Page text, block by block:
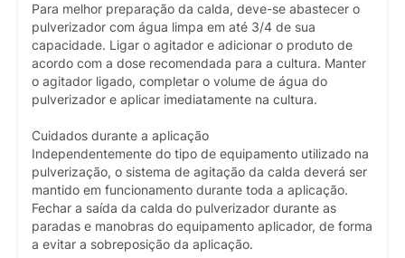
Para melhor preparação da calda, deve-se abastecer o
pulverizador com água limpa em até 3/4 de sua
capacidade. Ligar o agitador e adicionar o produto de
acordo com a dose recomendada para a cultura. Manter
o agitador ligado, completar o volume de água do
pulverizador e aplicar imediatamente na cultura.
Cuidados durante a aplicação
Independentemente do tipo de equipamento utilizado na
pulverização, o sistema de agitação da calda deverá ser
mantido em funcionamento durante toda a aplicação.
Fechar a saída da calda do pulverizador durante as
paradas e manobras do equipamento aplicador, de forma
a evitar a sobreposição da aplicação.